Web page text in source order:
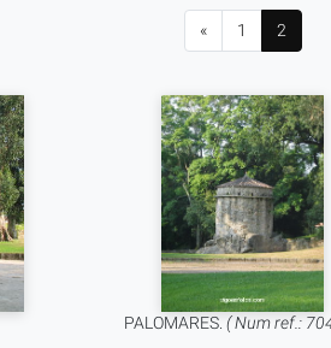
« 1 2
PALOMARES.( Num ref.: